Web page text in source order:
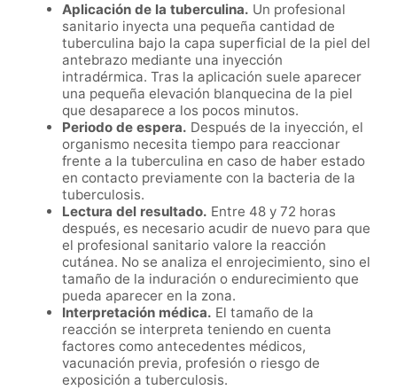
Aplicación de la tuberculina. Un profesional
sanitario inyecta una pequeña cantidad de
tuberculina bajo la capa superficial de la piel del
antebrazo mediante una inyección
intradérmica. Tras la aplicación suele aparecer
una pequeña elevación blanquecina de la piel
que desaparece a los pocos minutos.
Periodo de espera. Después de la inyección, el
organismo necesita tiempo para reaccionar
frente a la tuberculina en caso de haber estado
en contacto previamente con la bacteria de la
tuberculosis.
Lectura del resultado. Entre 48 y 72 horas
después, es necesario acudir de nuevo para que
el profesional sanitario valore la reacción
cutánea. No se analiza el enrojecimiento, sino el
tamaño de la induración o endurecimiento que
pueda aparecer en la zona.
Interpretación médica. El tamaño de la
reacción se interpreta teniendo en cuenta
factores como antecedentes médicos,
vacunación previa, profesión o riesgo de
exposición a tuberculosis.